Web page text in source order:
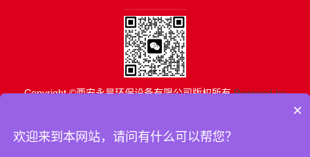
Copyright ©西安永昊环保设备有限公司版权所有Powered by
电话：88888888
×
欢迎来到本网站，请问有什么可以帮您？